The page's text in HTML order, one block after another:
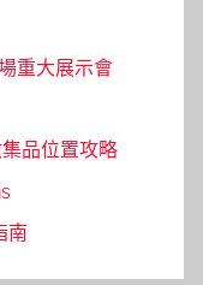
重大展示會
品位置攻略
南